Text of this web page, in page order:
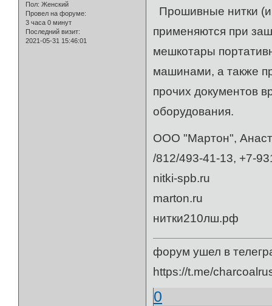
Пол: Женский
Провел на форуме:
3 часа 0 минут
Последний визит:
2021-05-31 15:46:01
Прошивные нитки
применяются при
мешкотары
машинами, а также
прочих документов
оборудования.
ООО "Мартон",
/812/493-41-13, +7-
nitki-spb.ru
marton.ru
нитки210лш.рф
форум ушел в
https://t.me/
0